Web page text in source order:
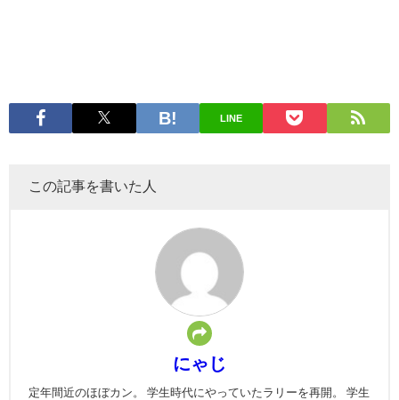
LINE
この記事を書いた人
にゃじ
定年間近のほぼカン。 学生時代にやっていたラリーを再開。 学生